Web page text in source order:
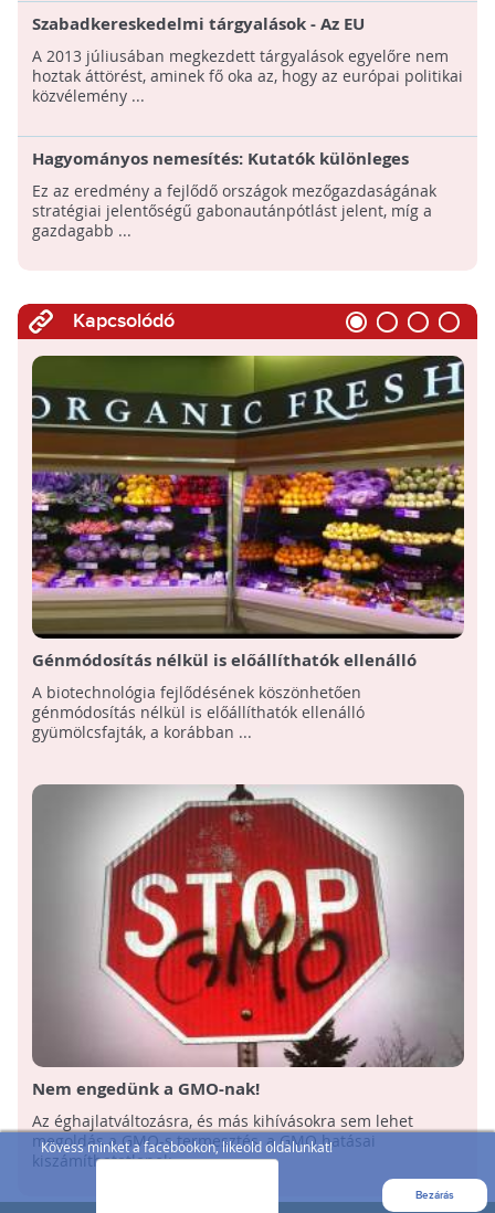
Kövess minket a facebookon, likeold oldalunkat!
Bezárás
Szabadkereskedelmi tárgyalások - Az EU
főtárgyalója cáfolja a TTIP bukását
A 2013 júliusában megkezdett tárgyalások egyelőre nem
hoztak áttörést, aminek fő oka az, hogy az európai politikai
közvélemény ...
Hagyományos nemesítés: Kutatók különleges
veteménybabot nemesítettek tápanyagszegény
talajra!
Ez az eredmény a fejlődő országok mezőgazdaságának
stratégiai jelentőségű gabonautánpótlást jelent, míg a
gazdagabb ...
Kapcsolódó
Génmódosítás nélkül is előállíthatók ellenálló
gyümölcsfajták a szakember szerint
A biotechnológia fejlődésének köszönhetően
génmódosítás nélkül is előállíthatók ellenálló
gyümölcsfajták, a korábban ...
Nem engedünk a GMO-nak!
Az éghajlatváltozásra, és más kihívásokra sem lehet
megoldás a GMO-s termesztés, a GMO hatásai
kiszámíthatatlanok.